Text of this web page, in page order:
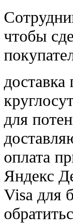
чтобы
для
оплата
Яндекс
Visa для